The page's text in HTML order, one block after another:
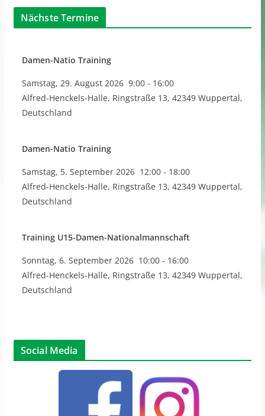
Nächste Termine
Damen-Natio Training
Samstag, 29. August 2026 9:00- 16:00
Alfred-Henckels-Halle, Ringstraße 13, 42349 Wuppertal,
Deutschland
Damen-Natio Training
Samstag, 5. September 2026 12:00- 18:00
Alfred-Henckels-Halle, Ringstraße 13, 42349 Wuppertal,
Deutschland
Training U15-Damen-Nationalmannschaft
Sonntag, 6. September 2026 10:00- 16:00
Alfred-Henckels-Halle, Ringstraße 13, 42349 Wuppertal,
Deutschland
Social Media